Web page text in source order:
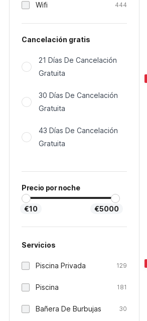
Wifi 444
Cancelación gratis
21 Días De Cancelación
Gratuita
30 Días De Cancelación
Gratuita
43 Días De Cancelación
Gratuita
Precio por noche
€10 €5000
Servicios
Piscina Privada 129
Piscina 181
Bañera De Burbujas 30